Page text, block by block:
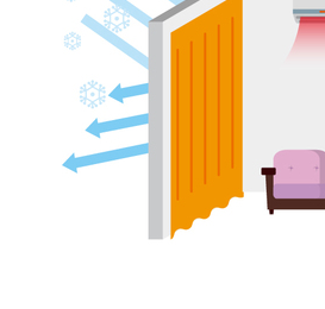
ホーム
初めての方へ